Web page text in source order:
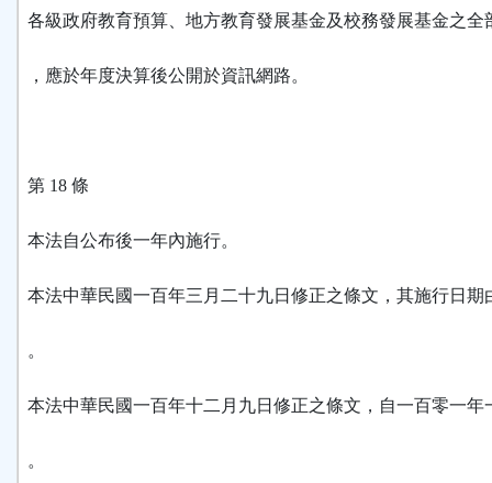
各級政府教育預算、地方教育發展基金及校務發展基金之全
，應於年度決算後公開於資訊網路。
第 18 條
本法自公布後一年內施行。
本法中華民國一百年三月二十九日修正之條文，其施行日期
。
本法中華民國一百年十二月九日修正之條文，自一百零一年
。